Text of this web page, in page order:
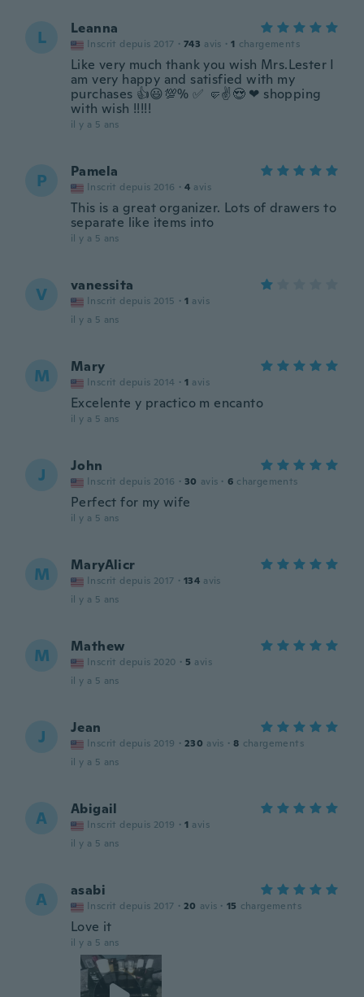
L Leanna
Inscrit depuis 2017 · 743 avis · 1 chargements
Like very much thank you wish Mrs.Lester I
am very happy and satisfied with my
purchases 👍😃💯% ✅ 🤛✌😍 ❤ shopping
with wish !!!!!
il y a 5 ans
P Pamela
Inscrit depuis 2016 · 4 avis
This is a great organizer. Lots of drawers to
separate like items into
il y a 5 ans
V vanessita
Inscrit depuis 2015 · 1 avis
il y a 5 ans
M Mary
Inscrit depuis 2014 · 1 avis
Excelente y practico m encanto
il y a 5 ans
J John
Inscrit depuis 2016 · 30 avis · 6 chargements
Perfect for my wife
il y a 5 ans
M MaryAlicr
Inscrit depuis 2017 · 134 avis
il y a 5 ans
M Mathew
Inscrit depuis 2020 · 5 avis
il y a 5 ans
J Jean
Inscrit depuis 2019 · 230 avis · 8 chargements
il y a 5 ans
A Abigail
Inscrit depuis 2019 · 1 avis
il y a 5 ans
A asabi
Inscrit depuis 2017 · 20 avis · 15 chargements
Love it
il y a 5 ans